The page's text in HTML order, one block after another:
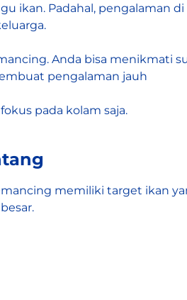
ikan. Padahal, pengalaman
Anda bisa menikmati
pengalaman jauh
pada kolam saja.
memiliki target ikan